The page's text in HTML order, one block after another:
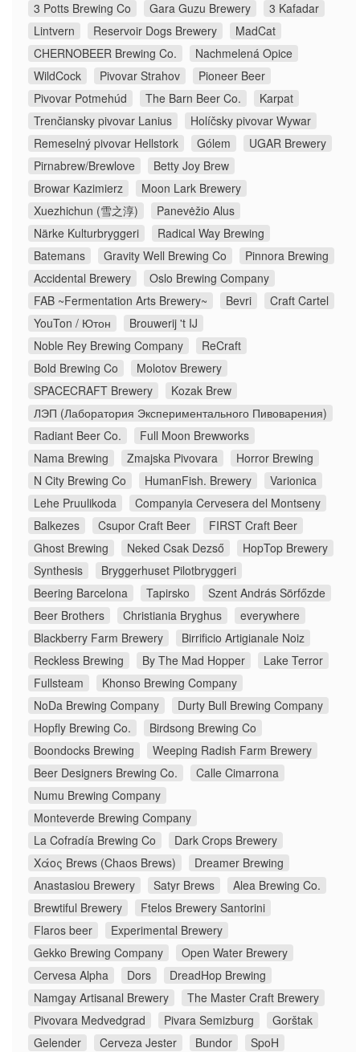
3 Potts Brewing Co
Gara Guzu Brewery
3 Kafadar
Lintvern
Reservoir Dogs Brewery
MadCat
CHERNOBEER Brewing Co.
Nachmelená Opice
WildCock
Pivovar Strahov
Pioneer Beer
Pivovar Potmehúd
The Barn Beer Co.
Karpat
Trenčiansky pivovar Lanius
Holíčsky pivovar Wywar
Remeselný pivovar Hellstork
Gólem
UGAR Brewery
Pirnabrew/Brewlove
Betty Joy Brew
Browar Kazimierz
Moon Lark Brewery
Xuezhichun (雪之淳)
Panevėžio Alus
Närke Kulturbryggeri
Radical Way Brewing
Batemans
Gravity Well Brewing Co
Pinnora Brewing
Accidental Brewery
Oslo Brewing Company
FAB ~Fermentation Arts Brewery~
Bevri
Craft Cartel
YouTon / Ютон
Brouwerij 't IJ
Noble Rey Brewing Company
ReCraft
Bold Brewing Co
Molotov Brewery
SPACECRAFT Brewery
Kozak Brew
ЛЭП (Лаборатория Экспериментального Пивоварения)
Radiant Beer Co.
Full Moon Brewworks
Nama Brewing
Zmajska Pivovara
Horror Brewing
N City Brewing Co
HumanFish. Brewery
Varionica
Lehe Pruulikoda
Companyia Cervesera del Montseny
Balkezes
Csupor Craft Beer
FIRST Craft Beer
Ghost Brewing
Neked Csak Dezső
HopTop Brewery
Synthesis
Bryggerhuset Pilotbryggeri
Beering Barcelona
Tapirsko
Szent András Sörfőzde
Beer Brothers
Christiania Bryghus
everywhere
Blackberry Farm Brewery
Birrificio Artigianale Noiz
Reckless Brewing
By The Mad Hopper
Lake Terror
Fullsteam
Khonso Brewing Company
NoDa Brewing Company
Durty Bull Brewing Company
Hopfly Brewing Co.
Birdsong Brewing Co
Boondocks Brewing
Weeping Radish Farm Brewery
Beer Designers Brewing Co.
Calle Cimarrona
Numu Brewing Company
Monteverde Brewing Company
La Cofradía Brewing Co
Dark Crops Brewery
Χάος Brews (Chaos Brews)
Dreamer Brewing
Anastasiou Brewery
Satyr Brews
Alea Brewing Co.
Brewtiful Brewery
Ftelos Brewery Santorini
Flaros beer
Experimental Brewery
Gekko Brewing Company
Open Water Brewery
Cervesa Alpha
Dors
DreadHop Brewing
Namgay Artisanal Brewery
The Master Craft Brewery
Pivovara Medvedgrad
Pivara Semizburg
Gorštak
Gelender
Cerveza Jester Bundor SpoH